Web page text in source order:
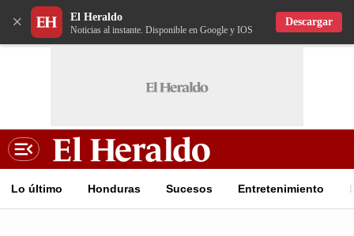
× El Heraldo
Noticias al instante. Disponible en Google y IOS
Descargar
Lo último Honduras Sucesos Entretenimiento